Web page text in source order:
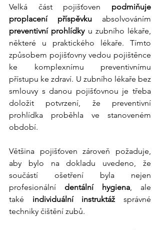
Velká část pojišťoven podmiňuje
proplacení příspěvku
preventivní prohlídky u zubního lékaře,
některé u praktického lékaře. Tímto
způsobem pojišťovny vedou pojištěnce
ke komplexnímu preventivnímu
přístupu ke zdraví. U zubního lékaře bez
smlouvy s danou pojišťovnou je třeba
doložit potvrzení, že preventivní
prohlídka proběhla ve stanoveném
období.
Většina pojišťoven zároveň požaduje,
aby bylo na dokladu uvedeno, že
součástí ošetření byla nejen
profesionální dentální hygiena, ale
také individuální instruktáž správné
techniky čištění zubů.